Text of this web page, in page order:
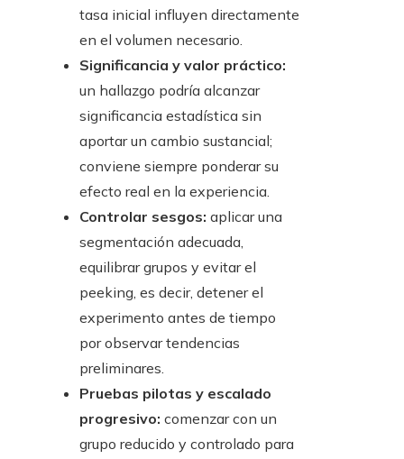
tasa inicial influyen directamente
en el volumen necesario.
Significancia y valor práctico:
un hallazgo podría alcanzar
significancia estadística sin
aportar un cambio sustancial;
conviene siempre ponderar su
efecto real en la experiencia.
Controlar sesgos: aplicar una
segmentación adecuada,
equilibrar grupos y evitar el
peeking, es decir, detener el
experimento antes de tiempo
por observar tendencias
preliminares.
Pruebas pilotas y escalado
progresivo: comenzar con un
grupo reducido y controlado para